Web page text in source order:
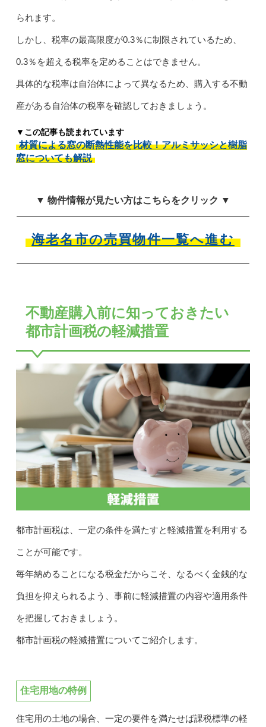
られます。
しかし、税率の最高限度が0.3％に制限されているため、
0.3％を超える税率を定めることはできません。
具体的な税率は自治体によって異なるため、購入する不動
産がある自治体の税率を確認しておきましょう。
▼この記事も読まれています
材質による窓の断熱性能を比較！アルミサッシと樹脂
窓についても解説
▼ 物件情報が見たい方はこちらをクリック ▼
海老名市の売買物件一覧へ進む
不動産購入前に知っておきたい
都市計画税の軽減措置
都市計画税は、一定の条件を満たすと軽減措置を利用する
ことが可能です。
毎年納めることになる税金だからこそ、なるべく金銭的な
負担を抑えられるよう、事前に軽減措置の内容や適用条件
を把握しておきましょう。
都市計画税の軽減措置についてご紹介します。
住宅用地の特例
住宅用の土地の場合、一定の要件を満たせば課税標準の軽